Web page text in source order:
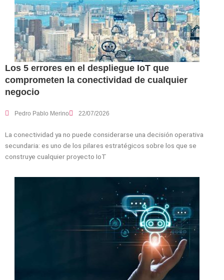
Los 5 errores en el despliegue IoT que
comprometen la conectividad de cualquier
negocio
Pedro Pablo Merino 22/07/2026
La conectividad ya no puede considerarse una decisión operativa
secundaria: es uno de los pilares estratégicos sobre los que se
construye cualquier proyecto IoT